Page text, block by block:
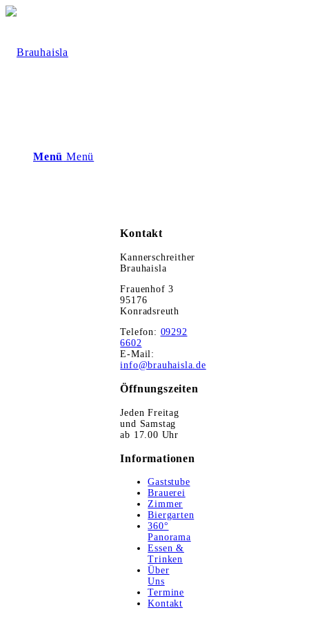
Menü Menü
Kontakt
Kannerschreither
Brauhaisla
Frauenhof 3
95176
Konradsreuth
Telefon: 09292
6602
E-Mail:
info@brauhaisla.de
Öffnungszeiten
Jeden Freitag
und Samstag
ab 17.00 Uhr
Informationen
Gaststube
Brauerei
Zimmer
Biergarten
360°
Panorama
Essen &
Trinken
Über
Uns
Termine
Kontakt